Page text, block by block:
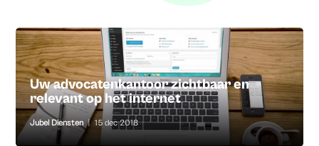
Uw advocatenkantoor zichtbaar en
relevant op het internet
Jubel Diensten | 15 dec 2018